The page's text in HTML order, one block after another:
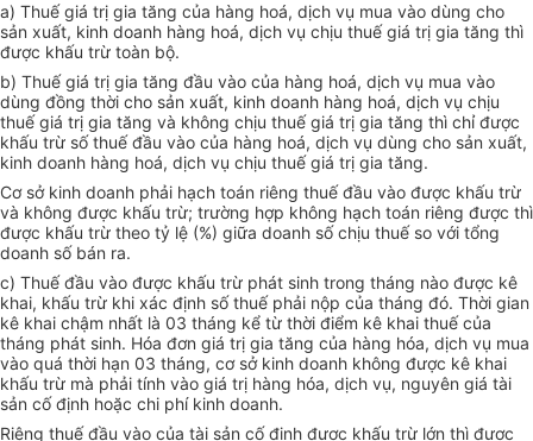
a) Thuế giá trị gia tăng của hàng hoá, dịch vụ mua vào dùng cho
sản xuất, kinh doanh hàng hoá, dịch vụ chịu thuế giá trị gia tăng thì
được khấu trừ toàn bộ.
b) Thuế giá trị gia tăng đầu vào của hàng hoá, dịch vụ mua vào
dùng đồng thời cho sản xuất, kinh doanh hàng hoá, dịch vụ chịu
thuế giá trị gia tăng và không chịu thuế giá trị gia tăng thì chỉ được
khấu trừ số thuế đầu vào của hàng hoá, dịch vụ dùng cho sản xuất,
kinh doanh hàng hoá, dịch vụ chịu thuế giá trị gia tăng.
Cơ sở kinh doanh phải hạch toán riêng thuế đầu vào được khấu trừ
và không được khấu trừ; trường hợp không hạch toán riêng được thì
được khấu trừ theo tỷ lệ (%) giữa doanh số chịu thuế so với tổng
doanh số bán ra.
c) Thuế đầu vào được khấu trừ phát sinh trong tháng nào được kê
khai, khấu trừ khi xác định số thuế phải nộp của tháng đó. Thời gian
kê khai chậm nhất là 03 tháng kể từ thời điểm kê khai thuế của
tháng phát sinh. Hóa đơn giá trị gia tăng của hàng hóa, dịch vụ mua
vào quá thời hạn 03 tháng, cơ sở kinh doanh không được kê khai
khấu trừ mà phải tính vào giá trị hàng hóa, dịch vụ, nguyên giá tài
sản cố định hoặc chi phí kinh doanh.
Riêng thuế đầu vào của tài sản cố định được khấu trừ lớn thì được